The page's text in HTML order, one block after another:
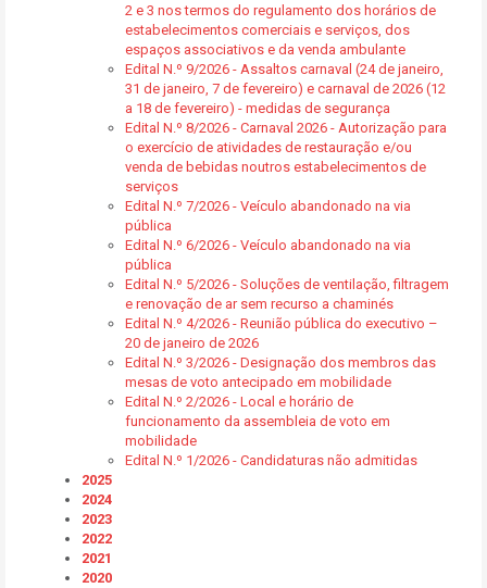
2 e 3 nos termos do regulamento dos horários de
estabelecimentos comerciais e serviços, dos
espaços associativos e da venda ambulante
Edital N.º 9/2026 - Assaltos carnaval (24 de janeiro,
31 de janeiro, 7 de fevereiro) e carnaval de 2026 (12
a 18 de fevereiro) - medidas de segurança
Edital N.º 8/2026 - Carnaval 2026 - Autorização para
o exercício de atividades de restauração e/ou
venda de bebidas noutros estabelecimentos de
serviços
Edital N.º 7/2026 - Veículo abandonado na via
pública
Edital N.º 6/2026 - Veículo abandonado na via
pública
Edital N.º 5/2026 - Soluções de ventilação, filtragem
e renovação de ar sem recurso a chaminés
Edital N.º 4/2026 - Reunião pública do executivo –
20 de janeiro de 2026
Edital N.º 3/2026 - Designação dos membros das
mesas de voto antecipado em mobilidade
Edital N.º 2/2026 - Local e horário de
funcionamento da assembleia de voto em
mobilidade
Edital N.º 1/2026 - Candidaturas não admitidas
2025
2024
2023
2022
2021
2020